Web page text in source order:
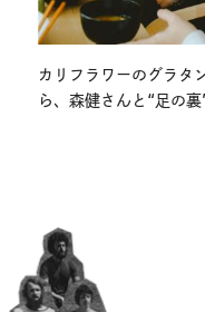
カリフラワーのグラタ
ら、森健さんと“足の